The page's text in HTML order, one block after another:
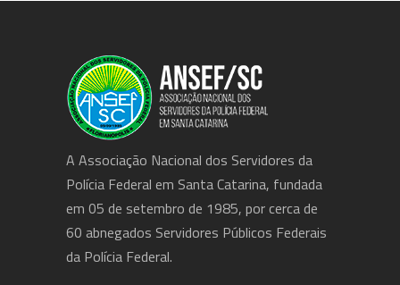
A Associação Nacional dos Servidores da
Polícia Federal em Santa Catarina, fundada
em 05 de setembro de 1985, por cerca de
60 abnegados Servidores Públicos Federais
da Polícia Federal.